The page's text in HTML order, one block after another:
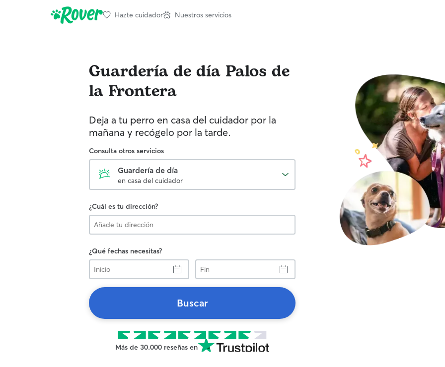
Hazte cuidador Nuestros servicios
Guardería de día Palos de
la Frontera
Deja a tu perro en casa del cuidador por la
mañana y recógelo por la tarde.
Consulta otros servicios
Guardería de día
en casa del cuidador
¿Cuál es tu dirección?
¿Qué fechas necesitas?
Inicio
Fin
Buscar
Más de 30.000 reseñas en